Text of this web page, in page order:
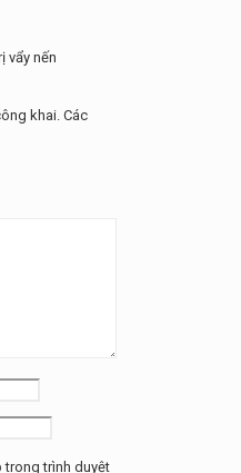
vẩy nến
khai. Các
trong trình duyệt